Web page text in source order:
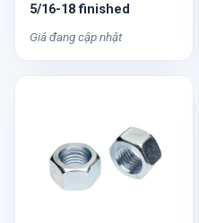
5/16-18 finished
Giá đang cập nhật